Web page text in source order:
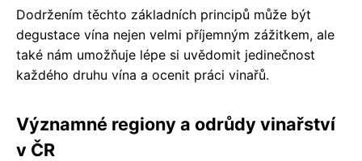
Dodržením těchto základních principů může být
degustace vína nejen velmi příjemným zážitkem, ale
také nám umožňuje lépe si uvědomit jedinečnost
každého druhu vína a ocenit práci vinařů.
Významné regiony a odrůdy vinařství
v ČR